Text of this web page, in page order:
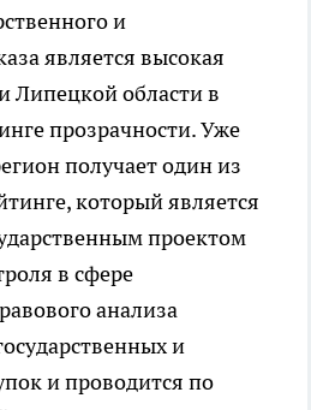
и
является высокая
Липецкой области в
прозрачности. Уже
получает один из
который является
проектом
в сфере
анализа
и
и проводится по